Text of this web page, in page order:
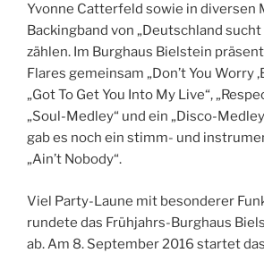
Yvonne Catterfeld sowie in diversen
Backingband von „Deutschland
zählen. Im Burghaus Bielstein
Flares gemeinsam „Don’t You Worry
„Got To Get You Into My Live“,
„Soul-Medley“ und ein „Disco-
gab es noch ein stimm- und
„Ain’t Nobody“.
Viel Party-Laune mit besonderer
rundete das Frühjahrs-Burghaus
ab. Am 8. September 2016 startet das